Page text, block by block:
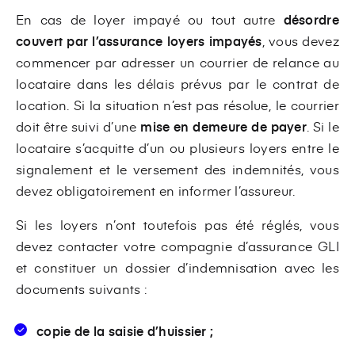
En cas de loyer impayé ou tout autre désordre
couvert par l’assurance loyers impayés , vous devez
commencer par adresser un courrier de relance au
locataire dans les délais prévus par le contrat de
location. Si la situation n’est pas résolue, le courrier
doit être suivi d’une mise en demeure de payer . Si le
locataire s’acquitte d’un ou plusieurs loyers entre le
signalement et le versement des indemnités, vous
devez obligatoirement en informer l’assureur.
Si les loyers n’ont toutefois pas été réglés, vous
devez contacter votre compagnie d’assurance GLI
et constituer un dossier d’indemnisation avec les
documents suivants :
copie de la saisie d’huissier ;